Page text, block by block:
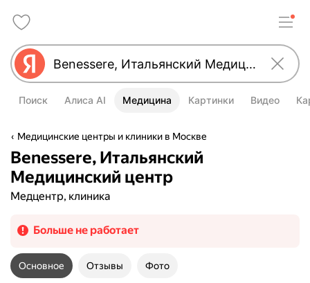
Поиск Алиса AI Медицина Картинки Видео
Медицинские центры и клиники в Москве
Benessere, Итальянский
Медицинский центр
Медцентр, клиника
Больше не работает
Основное Отзывы Фото